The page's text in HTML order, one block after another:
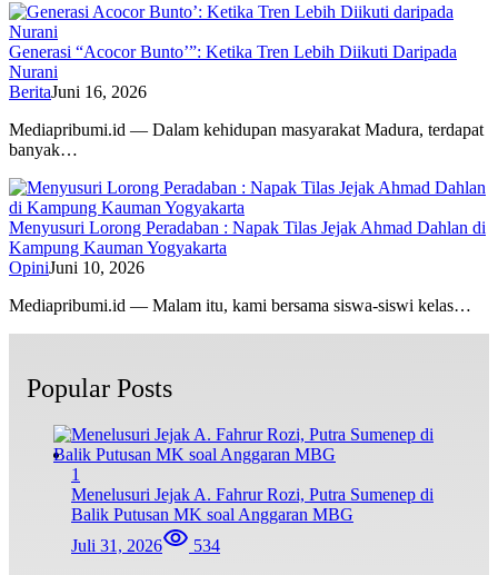
Generasi “Acocor Bunto’”: Ketika Tren Lebih Diikuti Daripada
Nurani
BeritaJuni 16, 2026
Mediapribumi.id — Dalam kehidupan masyarakat Madura, terdapat
banyak…
Menyusuri Lorong Peradaban : Napak Tilas Jejak Ahmad Dahlan di
Kampung Kauman Yogyakarta
OpiniJuni 10, 2026
Mediapribumi.id — Malam itu, kami bersama siswa-siswi kelas…
Popular Posts
1
Menelusuri Jejak A. Fahrur Rozi, Putra Sumenep di
Balik Putusan MK soal Anggaran MBG
Juli 31, 2026
534